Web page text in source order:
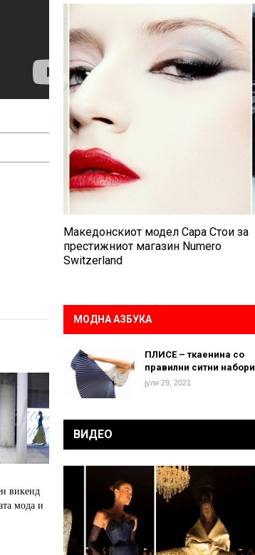
викенд
мода и
Македонскиот модел Сара Стои за
престижниот магазин Numero
Switzerland
МОДНА АЗБУКА
ПЛИСЕ – ткаенина со
правилни ситни набори
јули 29, 2021
ВИДЕО